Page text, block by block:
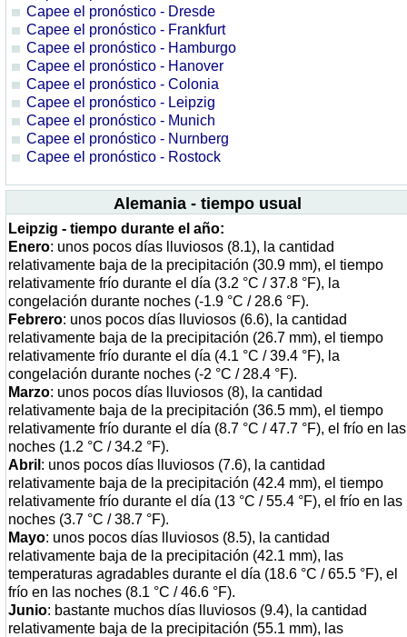
Capee el pronóstico - Dresde
Capee el pronóstico - Frankfurt
Capee el pronóstico - Hamburgo
Capee el pronóstico - Hanover
Capee el pronóstico - Colonia
Capee el pronóstico - Leipzig
Capee el pronóstico - Munich
Capee el pronóstico - Nurnberg
Capee el pronóstico - Rostock
Alemania - tiempo usual
Leipzig - tiempo durante el año:
Enero: unos pocos días lluviosos (8.1), la cantidad
relativamente baja de la precipitación (30.9 mm), el tiempo
relativamente frío durante el día (3.2 °C / 37.8 °F), la
congelación durante noches (-1.9 °C / 28.6 °F).
Febrero: unos pocos días lluviosos (6.6), la cantidad
relativamente baja de la precipitación (26.7 mm), el tiempo
relativamente frío durante el día (4.1 °C / 39.4 °F), la
congelación durante noches (-2 °C / 28.4 °F).
Marzo: unos pocos días lluviosos (8), la cantidad
relativamente baja de la precipitación (36.5 mm), el tiempo
relativamente frío durante el día (8.7 °C / 47.7 °F), el frío en las
noches (1.2 °C / 34.2 °F).
Abril : unos pocos días lluviosos (7.6), la cantidad
relativamente baja de la precipitación (42.4 mm), el tiempo
relativamente frío durante el día (13 °C / 55.4 °F), el frío en las
noches (3.7 °C / 38.7 °F).
Mayo: unos pocos días lluviosos (8.5), la cantidad
relativamente baja de la precipitación (42.1 mm), las
temperaturas agradables durante el día (18.6 °C / 65.5 °F), el
frío en las noches (8.1 °C / 46.6 °F).
Junio: bastante muchos días lluviosos (9.4), la cantidad
relativamente baja de la precipitación (55.1 mm), las